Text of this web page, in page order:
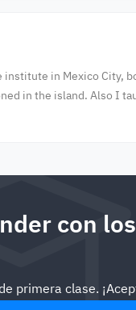
institute in Mexico City,
in the island. Also I
con
primera clase.